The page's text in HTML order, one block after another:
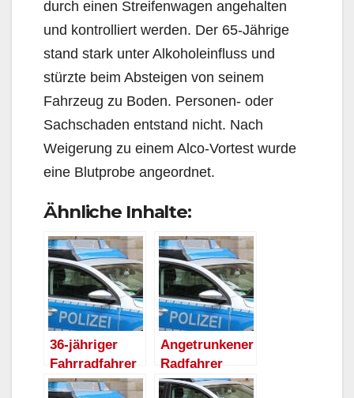
durch einen Streifenwagen angehalten
und kontrolliert werden. Der 65-Jährige
stand stark unter Alkoholeinfluss und
stürzte beim Absteigen von seinem
Fahrzeug zu Boden. Personen- oder
Sachschaden entstand nicht. Nach
Weigerung zu einem Alco-Vortest wurde
eine Blutprobe angeordnet.
Ähnliche Inhalte:
36-jähriger
Fahrradfahrer
mit über 2,5
Angetrunkener
Radfahrer
fährt gegen